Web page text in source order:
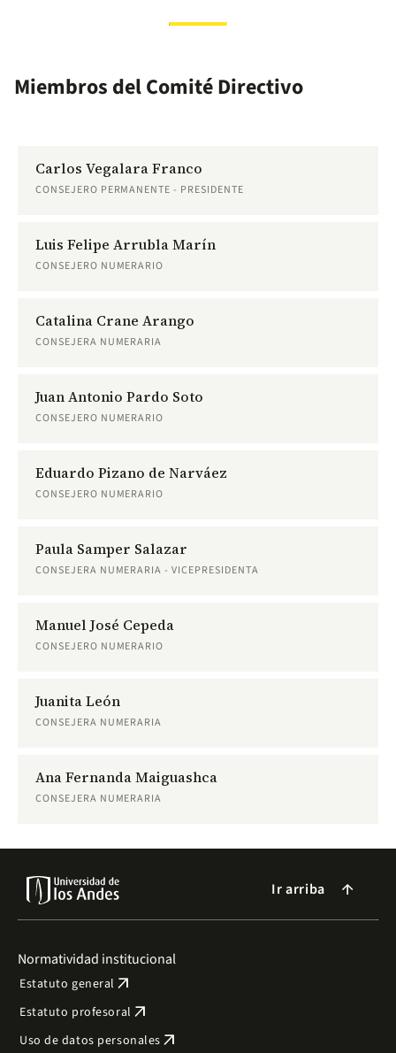
Miembros del Comité Directivo
Carlos Vegalara Franco
CONSEJERO PERMANENTE - PRESIDENTE
Luis Felipe Arrubla Marín
CONSEJERO NUMERARIO
Catalina Crane Arango
CONSEJERA NUMERARIA
Juan Antonio Pardo Soto
CONSEJERO NUMERARIO
Eduardo Pizano de Narváez
CONSEJERO NUMERARIO
Paula Samper Salazar
CONSEJERA NUMERARIA - VICEPRESIDENTA
Manuel José Cepeda
CONSEJERO NUMERARIO
Juanita León
CONSEJERA NUMERARIA
Ana Fernanda Maiguashca
CONSEJERA NUMERARIA
Ir arriba arrow_forward
Normatividad institucional
Estatuto general arrow_outward
Estatuto profesoral arrow_outward
Uso de datos personales arrow_outward